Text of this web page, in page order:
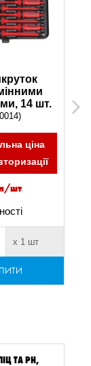
14 шт.
ціна
шт
х 1 шт
Next
ТА РН,